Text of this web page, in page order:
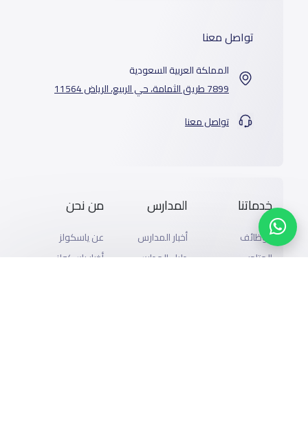
تواصل معنا
المملكة العربية السعودية
7899 طريق الثمامة، حي الربيع، الرياض 11564
تواصل معنا
خدماتنا
الوظائف
المتاجر
المدارس
أخبار المدارس
دليل المدارس
من نحن
عن ياسكولز
أخبار ياسكولز